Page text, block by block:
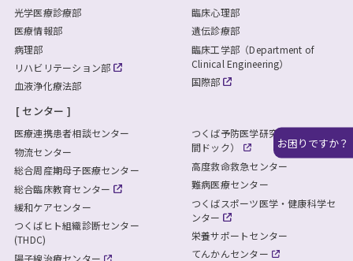
お困りですか？
光学医療診療部
医療情報部
病理部
リハビリテーション部
血液浄化療法部
臨床心理部
遺伝診療部
臨床工学部（Department of
Clinical Engineering）
国際部
センター
医療連携患者相談センター
物流センター
総合周産期母子医療センター
総合臨床教育センター
緩和ケアセンター
つくばヒト組織診断センター
(THDC)
陽子線治療センター
つくば予防医学研究センター（人
間ドック）
高度救命救急センター
難病医療センター
つくばスポーツ医学・健康科学セ
ンター
栄養サポートセンター
てんかんセンター